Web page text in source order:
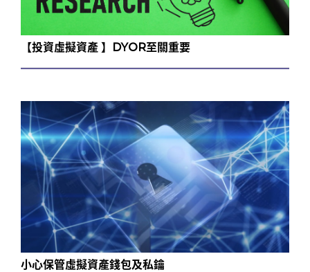
【投資虛擬資產 】DYOR至關重要
小心保管虛擬資產錢包及私鑰